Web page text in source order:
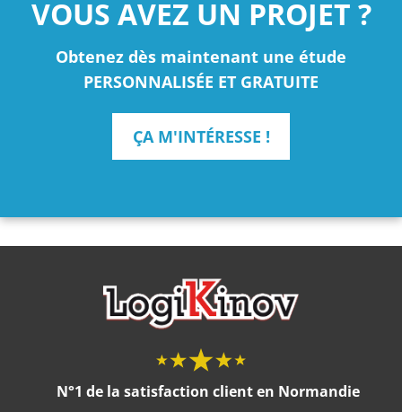
VOUS AVEZ UN PROJET ?
Obtenez dès maintenant une étude
PERSONNALISÉE ET GRATUITE
ÇA M'INTÉRESSE !
N°1 de la satisfaction client en Normandie